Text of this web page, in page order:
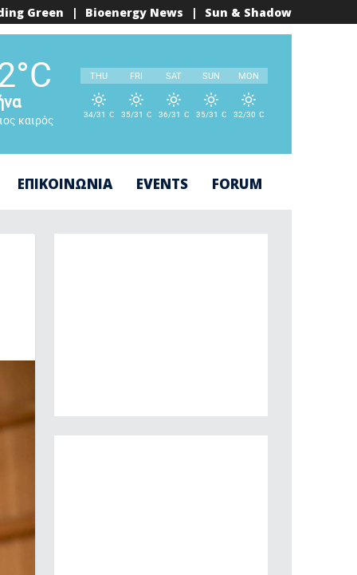
Green | Bioenergy News | Sun & Shadow
°C
καιρός
THU FRI SAT SUN MON
34/31 C 35/31 C 36/31 C 35/31 C 32/30 C
ΕΠΙΚΟΙΝΩΝΙΑ EVENTS FORUM